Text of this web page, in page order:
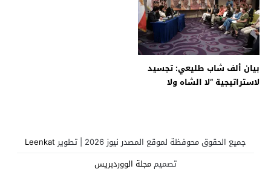
بيان ألف شاب طليعي: تجسيد
لاستراتيجية “لا الشاه ولا
جميع الحقوق محوفظة لموقع المصدر نيوز 2026 | تطوير
Leenkat
تصميممجلة الووردبريس